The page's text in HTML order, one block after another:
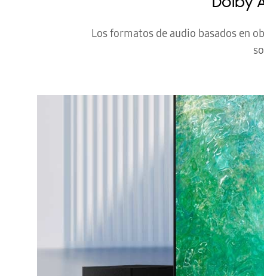
Dolby
Los formatos de audio basados en